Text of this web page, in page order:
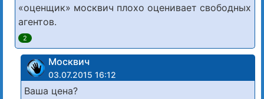
«оценщик» москвич плохо оценивает свободных
агентов.
2
Москвич
03.07.2015 16:12
Ваша цена?